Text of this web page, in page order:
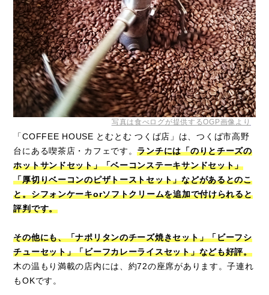
写真は食べログが提供するOGP画像より
「COFFEE HOUSE とむとむ つくば店」は、つくば市高野
台にある喫茶店・カフェです。ランチには「のりとチーズの
ホットサンドセット」「ベーコンステーキサンドセット」
「厚切りベーコンのピザトーストセット」などがあるとのこ
と。シフォンケーキorソフトクリームを追加で付けられると
評判です。
その他にも、「ナポリタンのチーズ焼きセット」「ビーフシ
チューセット」「ビーフカレーライスセット」なども好評。
木の温もり満載の店内には、約72の座席があります。子連れ
もOKです。